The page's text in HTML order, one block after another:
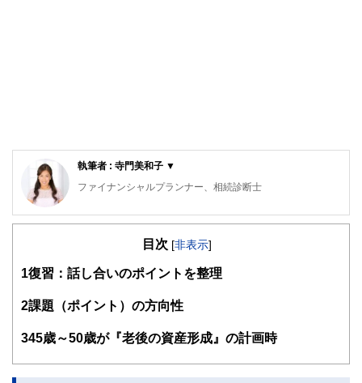
執筆者 : 寺門美和子 ▼
ファイナンシャルプランナー、相続診断士
公的保険アドバイザー／確定拠出年金相談ねっと認定FP
大手流通業界系のファッションビジネスを12年経験。ビジネ
（整体）で、主にマネージメント・経営等、裏方を担当。マ
に離婚。長い間従事した「からだ系ビジネス」では資格を有
決意。自らの経験を活かした夫婦問題カウンセラーの資格を
目指す中「離婚後の女性が自立する難しさ」を目のあたりに
目次 [非表示]
1復習：話し合いのポイントを整理
2課題（ポイント）の方向性
345歳～50歳が『老後の資産形成』の計画時